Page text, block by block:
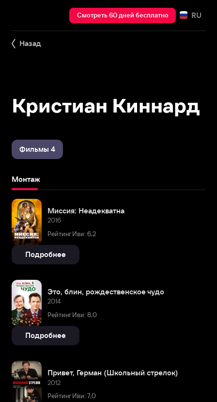
Смотреть 60 дней бесплатно RU
Назад
Кристиан Киннард
Фильмы 4
Монтаж
Миссия: Неадекватна
2016
Рейтинг Иви: 6,2
Подробнее
Это, блин, рождественское чудо
2014
Рейтинг Иви: 8,0
Подробнее
Привет, Герман (Школьный стрелок)
2012
Рейтинг Иви: 7,0